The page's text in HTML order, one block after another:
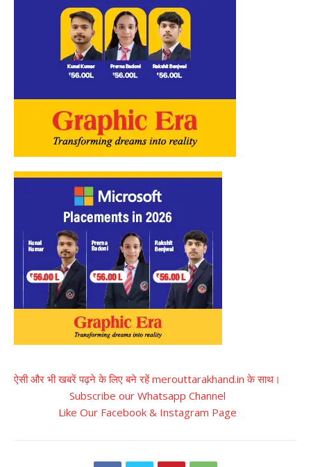
ऐसी और भी खबरें पढ़ने के लिए बने रहें merouttarakhand.in के साथ।
Subscribe our Whatsapp Channel
Like Our Facebook & Instagram Page